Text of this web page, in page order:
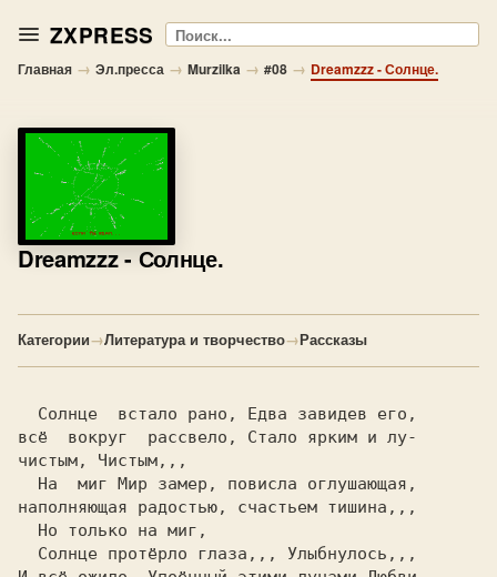
ZXPRESS Поиск
Главная → Эл.пресса → Murzilka → #08 → Dreamzzz - Солнце.
Dreamzzz- Солнце.
Категории→Литература и творчество→Рассказы
Солнце
  встало рано, Едва завидев его,
всё  вокруг  рассвело, Стало ярким и лу-
чистым,
  На  миг
Мир замер, повисла оглушающая,
наполняющая радостью, счастьем
Солнце протёрло глаза,,, Улыбнулось,,,